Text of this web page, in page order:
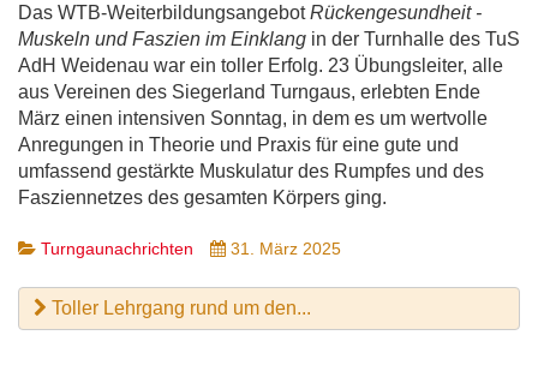
Das WTB-WeiterbildungsangebotRückengesundheit -
Muskeln und Faszien im Einklang in der Turnhalle des TuS
AdH Weidenau war ein toller Erfolg. 23 Übungsleiter, alle
aus Vereinen des Siegerland Turngaus, erlebten Ende
März einen intensiven Sonntag, in dem es um wertvolle
Anregungen in Theorie und Praxis für eine gute und
umfassend gestärkte Muskulatur des Rumpfes und des
Fasziennetzes des gesamten Körpers ging.
Turngaunachrichten 31. März 2025
Toller Lehrgang rund um den...